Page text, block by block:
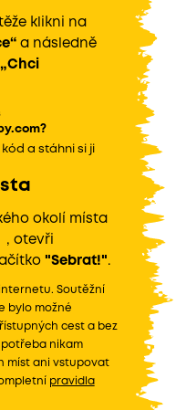
klikni na
a následně
„Chci
kód a stáhni si ji
okolí místa
, otevři
"Sebrat!".
Soutěžní
bylo možné
cest a bez
nikam
míst ani vstupovat
pravidla